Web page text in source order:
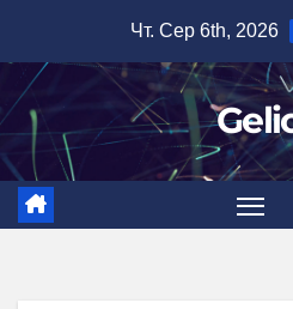
вмісту
Чт. Сер 6th, 2026